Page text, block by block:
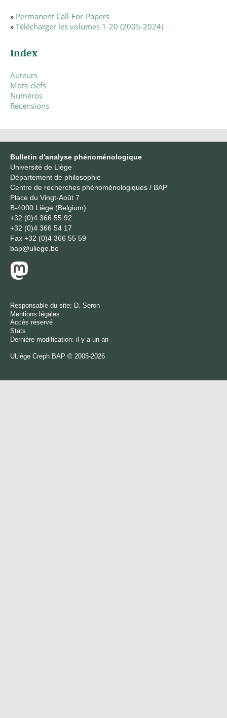
» Permanent Call-For-Papers
» Télécharger les volumes 1-20 (2005-2024)
Index
Auteurs
Mots-clefs
Numéros
Recensions
Bulletin d'analyse phénoménologique
Université de Liège
Département de philosophie
Centre de recherches phénoménologiques / BAP
Place du Vingt-Août 7
B-4000 Liège (Belgium)
+32 (0)4 366 55 92
+32 (0)4 366 54 17
Fax +32 (0)4 366 55 59
bap@uliege.be
Responsable du site: D. Seron
Mentions légales
Accès réservé
Stats
Dernière modification: il y a un an
ULiège Creph BAP © 2005-2026